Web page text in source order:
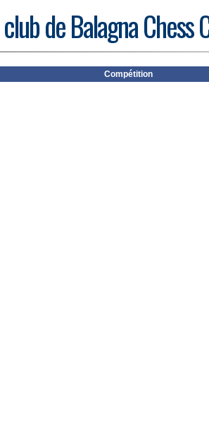
de Balagna Chess
Compétition